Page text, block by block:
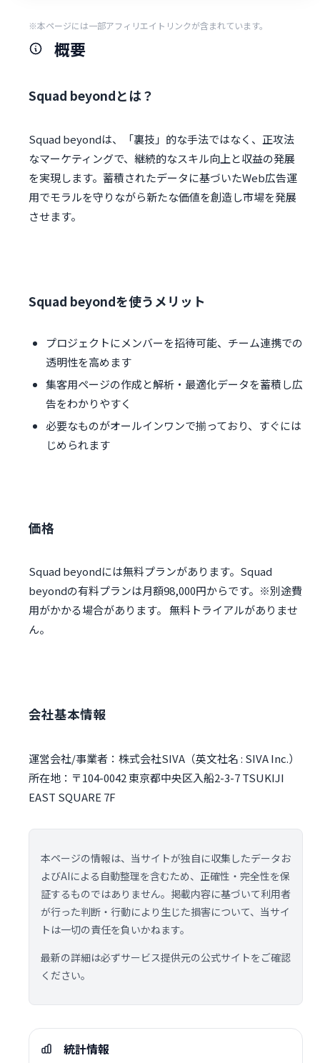
※本ページには一部アフィリエイトリンクが含まれています。
概要
Squad beyondとは？
Squad beyondは、「裏技」的な手法ではなく、正攻法
なマーケティングで、継続的なスキル向上と収益の発展
を実現します。蓄積されたデータに基づいたWeb広告運
用でモラルを守りながら新たな価値を創造し市場を発展
させます。
Squad beyondを使うメリット
プロジェクトにメンバーを招待可能、チーム連携での
透明性を高めます
集客用ページの作成と解析・最適化データを蓄積し広
告をわかりやすく
必要なものがオールインワンで揃っており、すぐには
じめられます
価格
Squad beyondには無料プランがあります。Squad
beyondの有料プランは月額98,000円からです。※別途費
用がかかる場合があります。 無料トライアルがありませ
ん。
会社基本情報
運営会社/事業者：株式会社SIVA（英文社名 : SIVA Inc.）
所在地：〒104-0042 東京都中央区入船2-3-7 TSUKIJI
EAST SQUARE 7F
本ページの情報は、当サイトが独自に収集したデータお
よびAIによる自動整理を含むため、正確性・完全性を保
証するものではありません。掲載内容に基づいて利用者
が行った判断・行動により生じた損害について、当サイ
トは一切の責任を負いかねます。
最新の詳細は必ずサービス提供元の公式サイトをご確認
ください。
統計情報